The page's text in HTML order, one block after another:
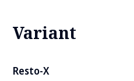
Variant
Resto-X